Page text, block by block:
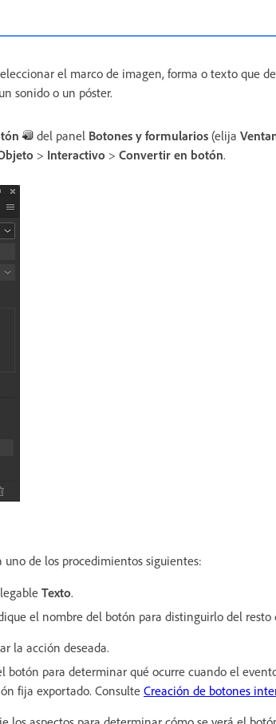
el marco de imagen, forma o texto que
sonido o un póster.
del panel Botones y formularios (elija
> Interactivo > Convertir en botón.
de los procedimientos siguientes:
Texto.
el nombre del botón para distinguirlo del resto
la acción deseada.
botón para determinar qué ocurre cuando el
fija exportado. Consulte Creación de botones